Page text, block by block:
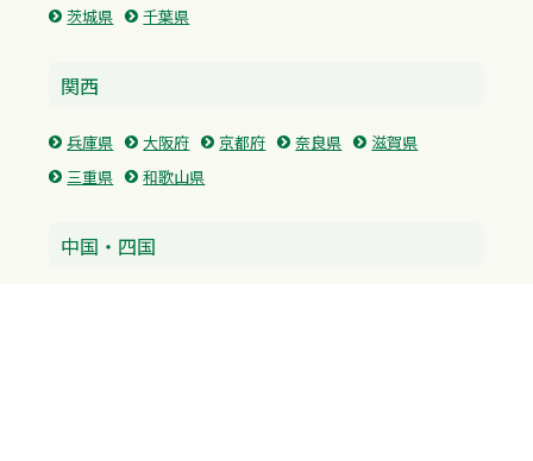
茨城県
千葉県
関西
兵庫県 大阪府 京都府 奈良県
滋賀県
三重県
和歌山県
中国・四国